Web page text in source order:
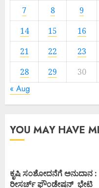
7
8 9
14
15 16
21
22 23
28
29 30
« Aug
YOU MAY HAVE
ಕೃಷಿ ಸಂಶೋದನೆಗೆ ಅನುದಾನ
ರೀಸರ್ಚ್ ಫೌಂಡೇಷನ್ ಭೇಟಿ